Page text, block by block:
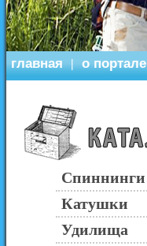
главная | о портале
Спиннинги
Катушки
Удилища